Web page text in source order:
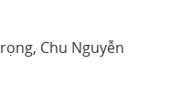
Chu Nguyễn